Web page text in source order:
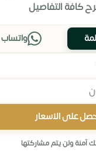
كافة التفاصيل
واتساب
على الاسعار
آمنة ولن يتم مشاركتها